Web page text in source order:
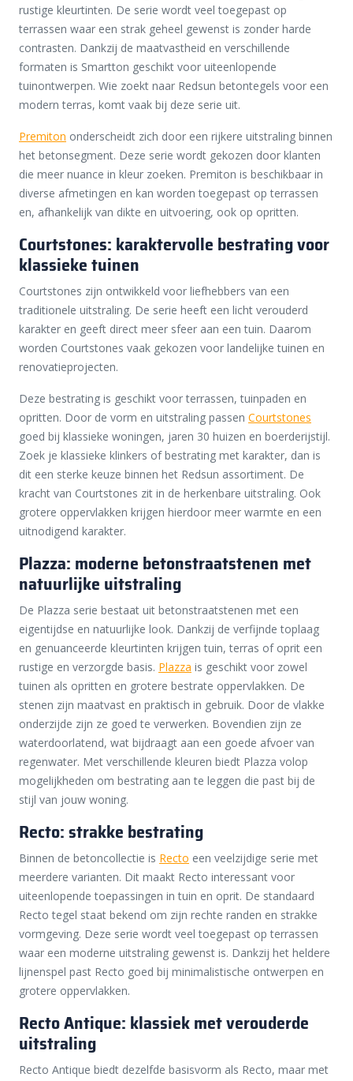
rustige kleurtinten. De serie wordt veel toegepast op
terrassen waar een strak geheel gewenst is zonder harde
contrasten. Dankzij de maatvastheid en verschillende
formaten is Smartton geschikt voor uiteenlopende
tuinontwerpen. Wie zoekt naar Redsun betontegels voor een
modern terras, komt vaak bij deze serie uit.
Premiton onderscheidt zich door een rijkere uitstraling binnen
het betonsegment. Deze serie wordt gekozen door klanten
die meer nuance in kleur zoeken. Premiton is beschikbaar in
diverse afmetingen en kan worden toegepast op terrassen
en, afhankelijk van dikte en uitvoering, ook op opritten.
Courtstones: karaktervolle bestrating voor
klassieke tuinen
Courtstones zijn ontwikkeld voor liefhebbers van een
traditionele uitstraling. De serie heeft een licht verouderd
karakter en geeft direct meer sfeer aan een tuin. Daarom
worden Courtstones vaak gekozen voor landelijke tuinen en
renovatieprojecten.
Deze bestrating is geschikt voor terrassen, tuinpaden en
opritten. Door de vorm en uitstraling passen Courtstones
goed bij klassieke woningen, jaren 30 huizen en boerderijstijl.
Zoek je klassieke klinkers of bestrating met karakter, dan is
dit een sterke keuze binnen het Redsun assortiment. De
kracht van Courtstones zit in de herkenbare uitstraling. Ook
grotere oppervlakken krijgen hierdoor meer warmte en een
uitnodigend karakter.
Plazza: moderne betonstraatstenen met
natuurlijke uitstraling
De Plazza serie bestaat uit betonstraatstenen met een
eigentijdse en natuurlijke look. Dankzij de verfijnde toplaag
en genuanceerde kleurtinten krijgen tuin, terras of oprit een
rustige en verzorgde basis. Plazza is geschikt voor zowel
tuinen als opritten en grotere bestrate oppervlakken. De
stenen zijn maatvast en praktisch in gebruik. Door de vlakke
onderzijde zijn ze goed te verwerken. Bovendien zijn ze
waterdoorlatend, wat bijdraagt aan een goede afvoer van
regenwater. Met verschillende kleuren biedt Plazza volop
mogelijkheden om bestrating aan te leggen die past bij de
stijl van jouw woning.
Recto: strakke bestrating
Binnen de betoncollectie is Recto een veelzijdige serie met
meerdere varianten. Dit maakt Recto interessant voor
uiteenlopende toepassingen in tuin en oprit. De standaard
Recto tegel staat bekend om zijn rechte randen en strakke
vormgeving. Deze serie wordt veel toegepast op terrassen
waar een moderne uitstraling gewenst is. Dankzij het heldere
lijnenspel past Recto goed bij minimalistische ontwerpen en
grotere oppervlakken.
Recto Antique: klassiek met verouderde
uitstraling
Recto Antique biedt dezelfde basisvorm als Recto, maar met